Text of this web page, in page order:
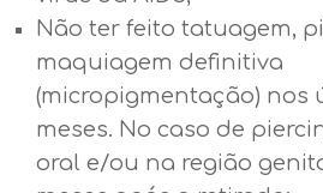
Não ter feito tatuagem,
maquiagem definitiva
(micropigmentação) nos
meses. No caso de
oral e/ou na região